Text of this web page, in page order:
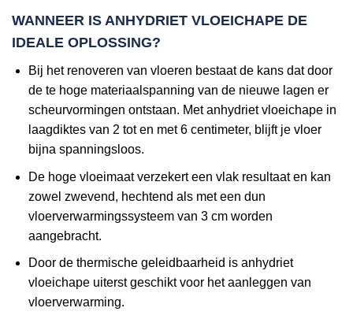
WANNEER IS ANHYDRIET VLOEICHAPE DE
IDEALE OPLOSSING?
Bij het renoveren van vloeren bestaat de kans dat door
de te hoge materiaalspanning van de nieuwe lagen er
scheurvormingen ontstaan. Met anhydriet vloeichape in
laagdiktes van 2 tot en met 6 centimeter, blijft je vloer
bijna spanningsloos.
De hoge vloeimaat verzekert een vlak resultaat en kan
zowel zwevend, hechtend als met een dun
vloerverwarmingssysteem van 3 cm worden
aangebracht.
Door de thermische geleidbaarheid is anhydriet
vloeichape uiterst geschikt voor het aanleggen van
vloerverwarming.